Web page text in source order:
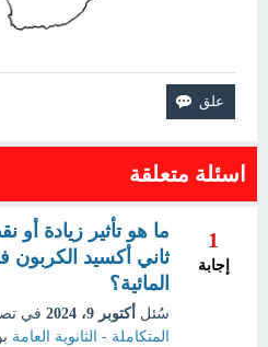
اسئلة متعلقة
1
إجابة
ما هو تأثير زيادة أو
ثاني أكسيد الكربون
المائية؟
سُئل أكتوبر 9، 2024 في
المتكاملة - الثانوية العامة